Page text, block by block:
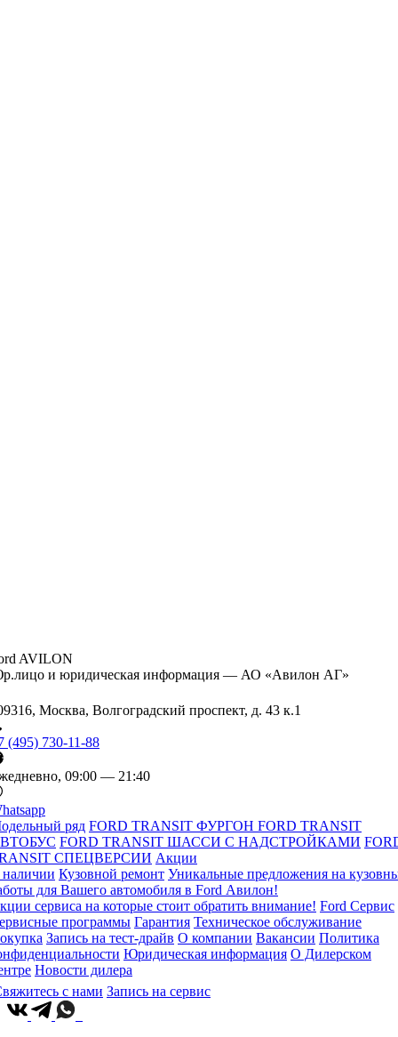
AVILON
и юридическая информация — АО «Авилон АГ»
Москва, Волгоградский проспект, д. 43 к.1
(495) 730-11-88
09:00 — 21:40
ряд FORD TRANSIT ФУРГОН FORD TRANSIT
FORD TRANSIT ШАССИ С НАДСТРОЙКАМИ
СПЕЦВЕРСИИ Акции
Кузовной ремонт Уникальные предложения на
для Вашего автомобиля в Ford Авилон!
сервиса на которые стоит обратить внимание! Ford Сервис
программы Гарантия Техническое обслуживание
Запись на тест-драйв О компании Вакансии Политика
Юридическая информация О Дилерском
Новости дилера
с нами Запись на сервис